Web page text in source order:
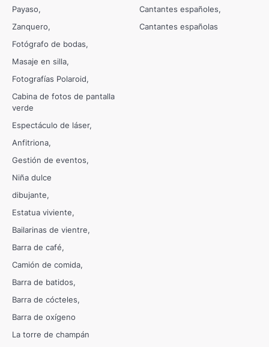
Payaso
Zanquero
Fotógrafo de bodas
Masaje en silla
Fotografías Polaroid
Cabina de fotos de pantalla
verde
Espectáculo de láser
Anfitriona
Gestión de eventos
Niña dulce
dibujante
Estatua viviente
Bailarinas de vientre
Barra de café
Camión de comida
Barra de batidos
Barra de cócteles
Barra de oxígeno
La torre de champán
Cantantes españoles
Cantantes españolas